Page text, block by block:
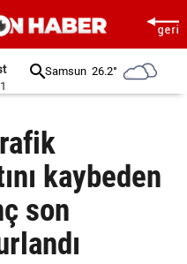
Samsun 26.2°
kaybeden
son